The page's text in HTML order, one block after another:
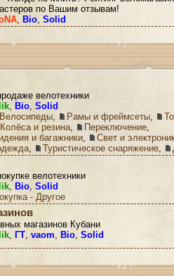
по Вашим отзывам!
, Bio, Solid
велотехники
, Bio, Solid
Велосипеды, Рамы и фреймсеты,
Колёса и резина, Переключение,
и багажники,
Свет и
, Туристическое снаряжение,
велотехники
, Bio, Solid
- Другое
магазинов Кубани
, ГТ, vaom, Bio, Solid